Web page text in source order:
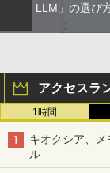
LLM」の選び
アクセスラ
1時間
キオクシア、
ル